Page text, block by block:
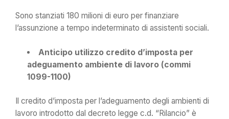
Sono stanziati 180 milioni di euro per finanziare
l’assunzione a tempo indeterminato di assistenti sociali.
Anticipo utilizzo credito d’imposta per
adeguamento ambiente di lavoro (commi
1099-1100)
Il credito d’imposta per l’adeguamento degli ambienti di
lavoro introdotto dal decreto legge c.d. “Rilancio” è